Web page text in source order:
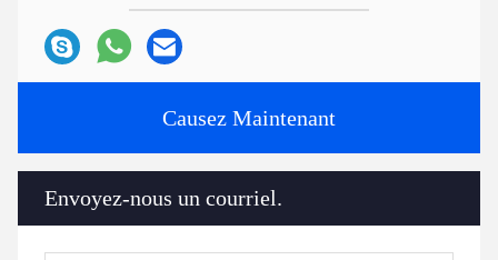
Causez Maintenant
Envoyez-nous un courriel.